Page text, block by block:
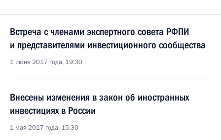
Встреча с членами экспертного совета РФПИ
и представителями инвестиционного сообщества
1 июня 2017 года, 19:30
Внесены изменения в закон об иностранных
инвестициях в России
1 мая 2017 года, 15:30